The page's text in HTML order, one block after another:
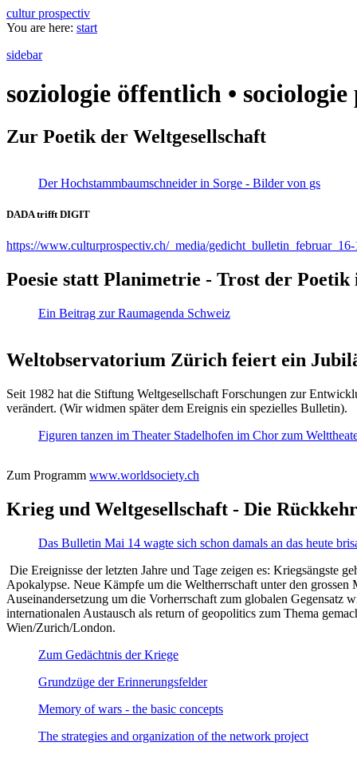
cultur prospectiv
You are here: start
sidebar
soziologie öffentlich •
Zur Poetik der Weltgesellschaft
Der Hochstammbaumschneider in Sorge - Bilder von gs
DADA trifft DIGIT
https://www.culturprospectiv.ch/_media/
Poesie statt Planimetrie - Trost der
Ein Beitrag zur Raumagenda Schweiz
Weltobservatorium Zürich feiert ein
Seit 1982 hat die Stiftung Weltgesellschaft Forschungen zur
verändert. (Wir widmen später dem Ereignis ein spezielles Bulletin).
Figuren tanzen im Theater Stadelhofen im Chor zum
Zum Programm www.worldsociety.ch
Krieg und Weltgesellschaft - Die
Das Bulletin Mai 14 wagte sich schon damals an das heute
Die Ereignisse der letzten Jahre und Tage zeigen es: Kriegsängste
Apokalypse. Neue Kämpfe um die Weltherrschaft unter den
Auseinandersetzung um die Vorherrschaft zum globalen
internationalen Austausch als return of geopolitics zum Thema
Wien/Zurich/London.
Zum Gedächtnis der Kriege
Grundzüge der Erinnerungsfelder
Memory of wars - the basic concepts
The strategies and organization of the network project